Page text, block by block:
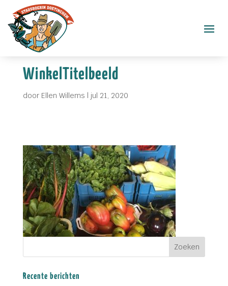
WinkelTitelbeeld
door Ellen Willems | jul 21, 2020
Recente berichten